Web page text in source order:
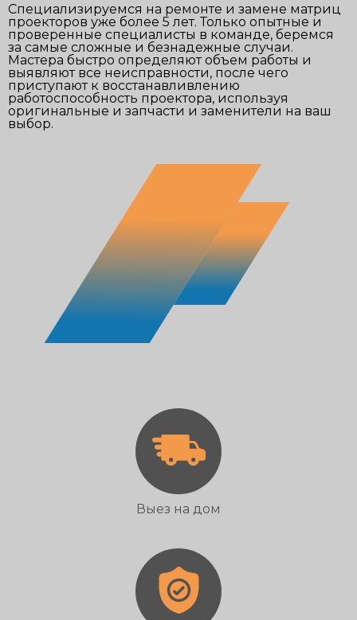
Специализируемся на ремонте и замене матриц
проекторов уже более 5 лет. Только опытные и
проверенные специалисты в команде, беремся
за самые сложные и безнадежные случаи.
Мастера быстро определяют объем работы и
выявляют все неисправности, после чего
приступают к восстанавливлению
работоспособность проектора, используя
оригинальные и запчасти и заменители на ваш
выбор.
Выез на дом